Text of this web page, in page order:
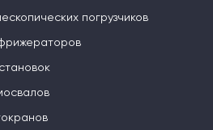
погрузчиков